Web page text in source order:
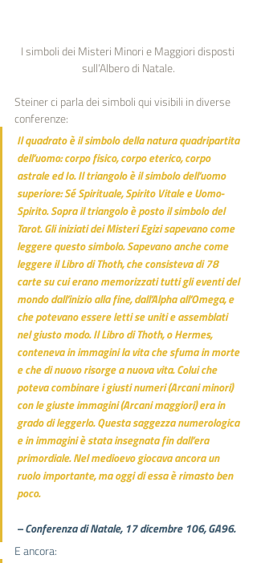
I simboli dei Misteri Minori e Maggiori disposti
sull’Albero di Natale.
Steiner ci parla dei simboli qui visibili in diverse
conferenze:
Il quadrato è il simbolo della natura quadripartita
dell’uomo: corpo fisico, corpo eterico, corpo
astrale ed Io. Il triangolo è il simbolo dell’uomo
superiore: Sé Spirituale, Spirito Vitale e Uomo-
Spirito. Sopra il triangolo è posto il simbolo del
Tarot. Gli iniziati dei Misteri Egizi sapevano come
leggere questo simbolo. Sapevano anche come
leggere il Libro di Thoth, che consisteva di 78
carte su cui erano memorizzati tutti gli eventi del
mondo dall’inizio alla fine, dall’Alpha all’Omega, e
che potevano essere letti se uniti e assemblati
nel giusto modo. Il Libro di Thoth, o Hermes,
conteneva in immagini la vita che sfuma in morte
e che di nuovo risorge a nuova vita. Colui che
poteva combinare i giusti numeri (Arcani minori)
con le giuste immagini (Arcani maggiori) era in
grado di leggerlo. Questa saggezza numerologica
e in immagini è stata insegnata fin dall’era
primordiale. Nel medioevo giocava ancora un
ruolo importante, ma oggi di essa è rimasto ben
poco.
– Conferenza di Natale, 17 dicembre 106, GA96.
E ancora: